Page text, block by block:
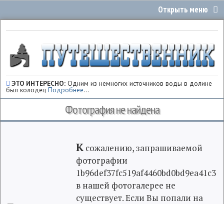
ЭТО ИНТЕРЕСНО: Одним из немногих источников воды в долине
был колодецПодробнее...
Фотография не найдена
К сожалению, запрашиваемой
фотографии
1b96def37fc519af4460bd0bd9ea41c3
в нашей фотогалерее не
существует. Если Вы попали на